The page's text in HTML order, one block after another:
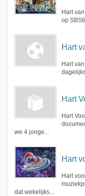
Hart
op
Hart
Hart
Hart
Hart
we 4 jonge...
Hart
Hart
dat wekelijks...